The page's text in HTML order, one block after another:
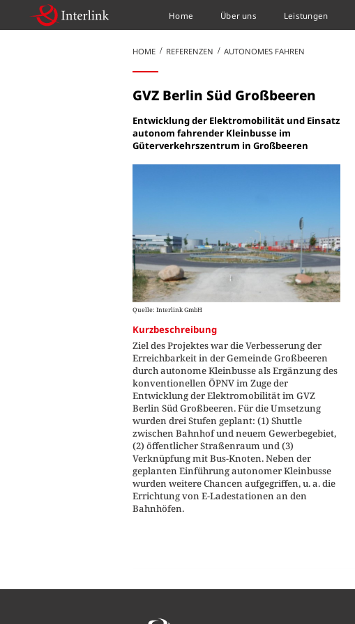
Home Über uns Leistungen
HOME REFERENZEN AUTONOMES FAHREN
GVZ Berlin Süd Großbeeren
Entwicklung der Elektromobilität und Einsatz
autonom fahrender Kleinbusse im
Güterverkehrszentrum in Großbeeren
Quelle: Interlink GmbH
Kurzbeschreibung
Ziel des Projektes war die Verbesserung der
Erreichbarkeit in der Gemeinde Großbeeren
durch autonome Kleinbusse als Ergänzung des
konventionellen ÖPNV im Zuge der
Entwicklung der Elektromobilität im GVZ
Berlin Süd Großbeeren. Für die Umsetzung
wurden drei Stufen geplant: (1) Shuttle
zwischen Bahnhof und neuem Gewerbegebiet,
(2) öffentlicher Straßenraum und (3)
Verknüpfung mit Bus-Knoten. Neben der
geplanten Einführung autonomer Kleinbusse
wurden weitere Chancen aufgegriffen, u. a. die
Errichtung von E-Ladestationen an den
Bahnhöfen.